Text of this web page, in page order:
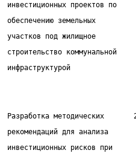
инвестиционных проектов по
обеспечению земельных
участков под жилищное
строительство коммунальной
инфраструктурой
Разработка методических
рекомендаций для анализа
инвестиционных рисков при